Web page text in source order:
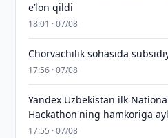
eʼlon qildi
18:01 · 07/08
Chorvachilik sohasida
17:56 · 07/08
Yandex Uzbekistan ilk
Hackathon'ning hamkoriga
17:55 · 07/08